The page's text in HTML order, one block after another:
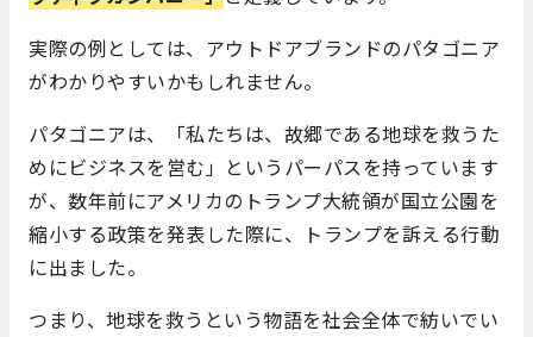
実際の例としては、アウトドアブランドのパタゴニア
がわかりやすいかもしれません。
パタゴニアは、「私たちは、故郷である地球を救うた
めにビジネスを営む」というパーパスを持っています
が、数年前にアメリカのトランプ大統領が国立公園を
縮小する政策を発表した際に、トランプを訴える行動
に出ました。
つまり、地球を救うという物語を社会全体で紡いでい